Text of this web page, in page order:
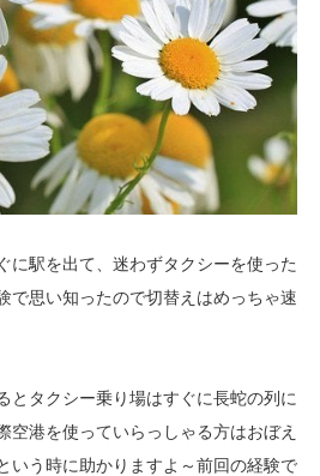
に駅を出て、迷わずタクシーを使った
で思い知ったので切替えはめっちゃ速
とタクシー乗り場はすぐに長蛇の列に
空港を使っていらっしゃる方はおぼえ
いう時に助かりますよ～前回の経験で